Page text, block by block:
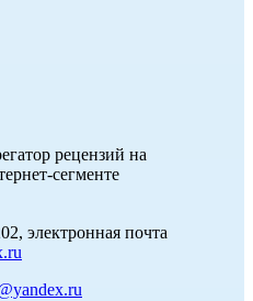
рецензий на
сегменте
электронная почта